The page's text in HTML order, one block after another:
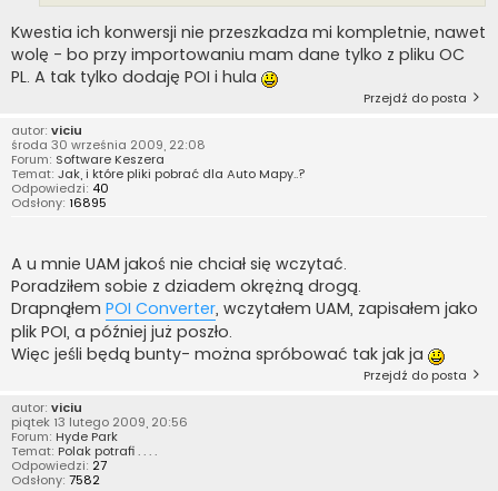
Kwestia ich konwersji nie przeszkadza mi kompletnie, nawet
wolę - bo przy importowaniu mam dane tylko z pliku OC
PL. A tak tylko dodaję POI i hula
Przejdź do posta
autor: viciu
środa 30 września 2009, 22:08
Forum: Software Keszera
Temat: Jak, i które pliki pobrać dla Auto Mapy..?
Odpowiedzi: 40
Odsłony: 16895
A u mnie UAM jakoś nie chciał się wczytać.
Poradziłem sobie z dziadem okrężną drogą.
Drapnąłem POI Converter, wczytałem UAM, zapisałem jako
plik POI, a później już poszło.
Więc jeśli będą bunty- można spróbować tak jak ja
Przejdź do posta
autor: viciu
piątek 13 lutego 2009, 20:56
Forum: Hyde Park
Temat: Polak potrafi . . . .
Odpowiedzi: 27
Odsłony: 7582